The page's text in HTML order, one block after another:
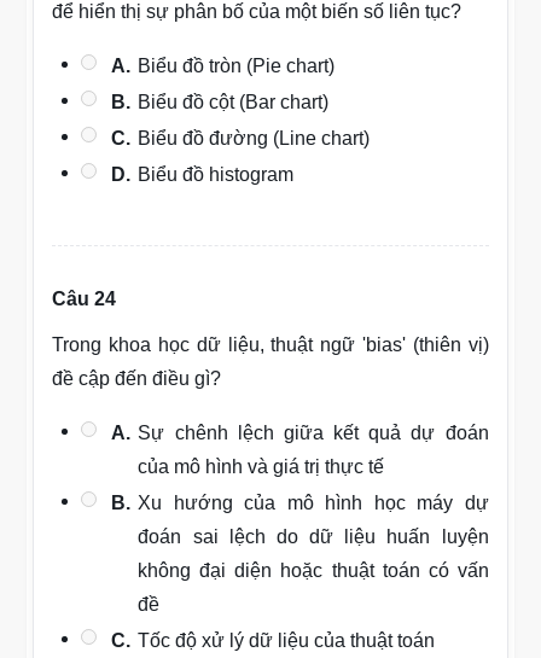
để hiển thị sự phân bố của một biến số liên tục?
A. Biểu đồ tròn (Pie chart)
B. Biểu đồ cột (Bar chart)
C. Biểu đồ đường (Line chart)
D. Biểu đồ histogram
Câu 24
Trong khoa học dữ liệu, thuật ngữ 'bias' (thiên vị)
đề cập đến điều gì?
A. Sự chênh lệch giữa kết quả dự đoán
của mô hình và giá trị thực tế
B. Xu hướng của mô hình học máy dự
đoán sai lệch do dữ liệu huấn luyện
không đại diện hoặc thuật toán có vấn
đề
C. Tốc độ xử lý dữ liệu của thuật toán